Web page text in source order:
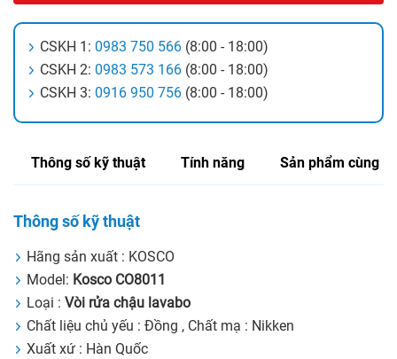
CSKH 1: 0983 750 566 (8:00 - 18:00)
CSKH 2: 0983 573 166 (8:00 - 18:00)
CSKH 3: 0916 950 756 (8:00 - 18:00)
Thông số kỹ thuật Tính năng Sản phẩm cùng
Thông số kỹ thuật
Hãng sản xuất : KOSCO
Model: Kosco CO8011
Loại : Vòi rửa chậu lavabo
Chất liệu chủ yếu : Đồng , Chất mạ : Nikken
Xuất xứ : Hàn Quốc